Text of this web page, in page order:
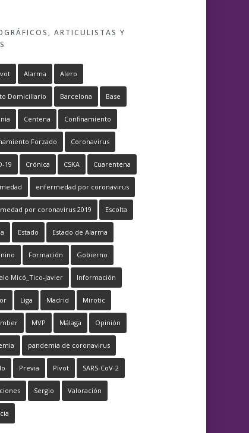
ARTICULISTAS Y
Alarma Alero
Domiciliario Barcelona Base
Centena Confinamiento
Forzado Coronavirus
19 Crónica CSKA Cuarentena
enfermedad por coronavirus
por coronavirus 2019 Escolta
Estado Estado de Alarma
Formación Gobierno
Micó_Tico-Javier Información
Liga Madrid Mirotic
MVP Málaga Opinión
pandemia de coronavirus
Previa Pívot SARS-CoV-2
Sergio Valoración